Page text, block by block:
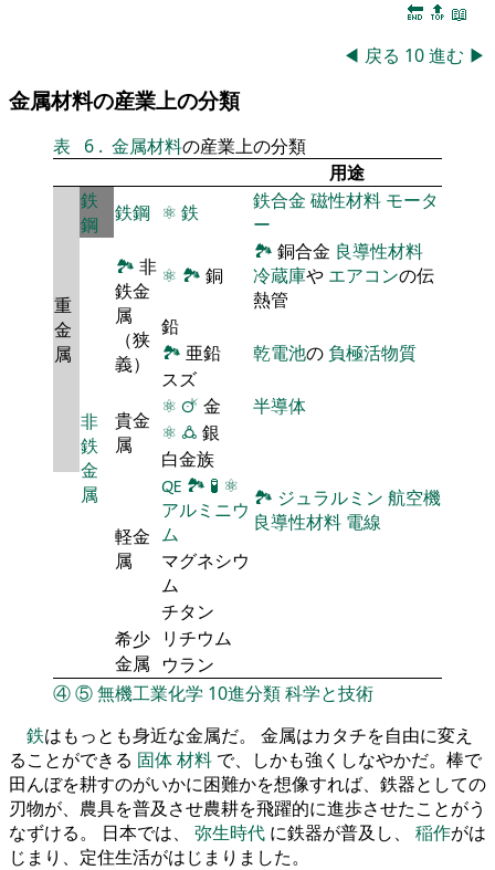
🔚 🔝 📖
◀ 戻る 10進む ▶
金属材料の産業上の分類
表 6 . 金属材料の産業上の分類
用途
重
金
属
鉄
鋼
鉄鋼 ⚛ 鉄 鉄合金 磁性材料 モータ
ー
非
鉄
金
属
🏞 非
鉄金
属
（狭
義）
⚛ 🏞 銅
🏞 銅合金 良導性材料
冷蔵庫や エアコンの伝
熱管
鉛
🏞 亜鉛 乾電池の 負極活物質
スズ
貴金
属
⚛ 🜚 金
半導体
⚛ 🜛 銀
白金族
軽金
属
🜀 🏞 🧪 ⚛
アルミニウ
ム
🏞 ジュラルミン 航空機
良導性材料 電線
マグネシウ
ム
チタン
希少
金属
リチウム
ウラン
④⑤無機工業化学 10進分類科学と技術
鉄はもっとも身近な金属だ。 金属はカタチを自由に変え
ることができる 固体材料 で、しかも強くしなやかだ。棒で
田んぼを耕すのがいかに困難かを想像すれば、鉄器としての
刃物が、農具を普及させ農耕を飛躍的に進歩させたことがう
なずける。 日本では、 弥生時代 に鉄器が普及し、 稲作がは
じまり、定住生活がはじまりました。